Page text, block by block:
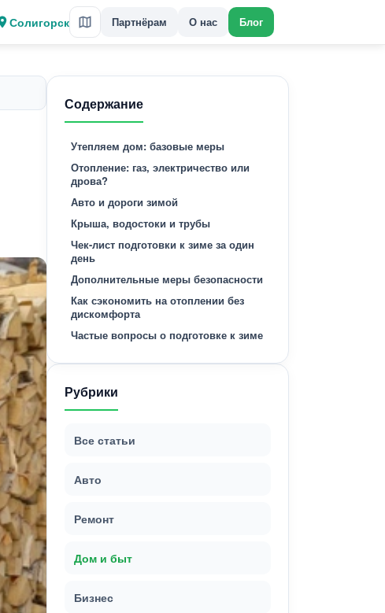
Солигорск Партнёрам О нас Блог
Содержание
Утепляем дом: базовые меры
Отопление: газ, электричество или
дрова?
Авто и дороги зимой
Крыша, водостоки и трубы
Чек-лист подготовки к зиме за один
день
Дополнительные меры безопасности
Как сэкономить на отоплении без
дискомфорта
Частые вопросы о подготовке к зиме
Рубрики
Все статьи
Авто
Ремонт
Дом и быт
Бизнес